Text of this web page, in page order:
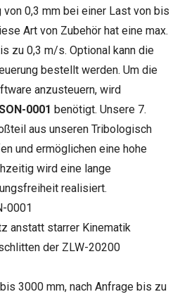
0,3 mm bei einer Last von bis
Art von Zubehör hat eine max.
zu 0,3 m/s. Optional kann die
bestellt werden. Um die
anzusteuern, wird
0001 benötigt. Unsere 7.
aus unseren Tribologisch
und ermöglichen eine hohe
wird eine lange
realisiert.
0001
anstatt starrer Kinematik
der ZLW-20200
3000 mm, nach Anfrage bis zu